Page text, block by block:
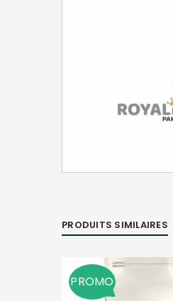
PRODUITS SIMILAIRES
PROMO